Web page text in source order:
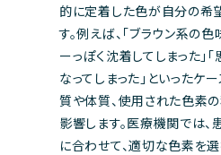
的に定着した色が自分の希
す。例えば、「ブラウン系の
ーっぽく沈着してしまった」
なってしまった」といったケ
質や体質、使用された色素
影響します。医療機関では
に合わせて、適切な色素を